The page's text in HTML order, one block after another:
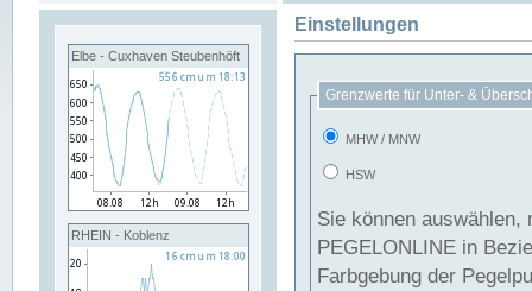
Elbe - Cuxhaven Steubenhöft
RHEIN - Koblenz
Einstellungen
Grenzwerte für Unter- &
MHW / MNW
HSW
Sie können
PEGELONLINE in Beziehung
Farbgebung der